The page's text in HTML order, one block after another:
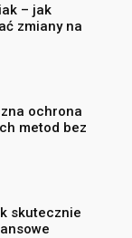
– jak
zmiany na
ochrona
metod bez
skutecznie